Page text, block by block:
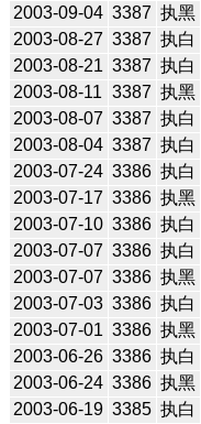
2003-09-04 3387 执黑
2003-08-27 3387 执白
2003-08-21 3387 执白
2003-08-11 3387 执黑
2003-08-07 3387 执白
2003-08-04 3387 执白
2003-07-24 3386 执白
2003-07-17 3386 执黑
2003-07-10 3386 执白
2003-07-07 3386 执白
2003-07-07 3386 执黑
2003-07-03 3386 执白
2003-07-01 3386 执黑
2003-06-26 3386 执白
2003-06-24 3386 执黑
2003-06-19 3385 执白